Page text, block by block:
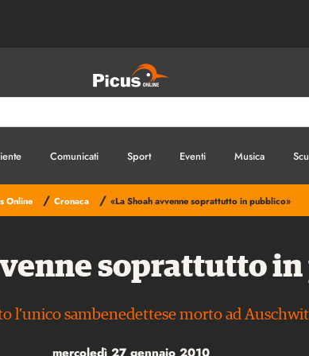
Comunicati Sport Eventi Musica
Online / Cronaca / «La Shoah avvenne soprattutto in pubblico»
soprattutto
l’unico sambenedettese morto ad